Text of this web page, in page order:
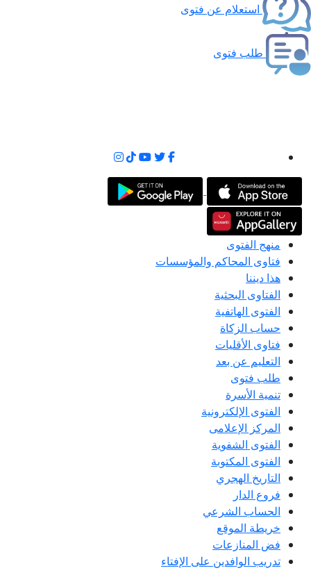
استعلام عن فتوى
طلب فتوى
منهج الفتوى
فتاوى المحاكم والمؤسسات
هذا ديننا
الفتاوى البحثية
الفتوى الهاتفية
حساب الزكاة
فتاوى الأقليات
التعليم عن بعد
طلب فتوى
تنمية الأسرة
الفتوى الإلكترونية
المركز الإعلامى
الفتوى الشفوية
الفتوى المكتوبة
التاريخ الهجري
فروع الدار
الحساب الشرعي
خريطة الموقع
فض المنازعات
تدريب الوافدين على الإفتاء